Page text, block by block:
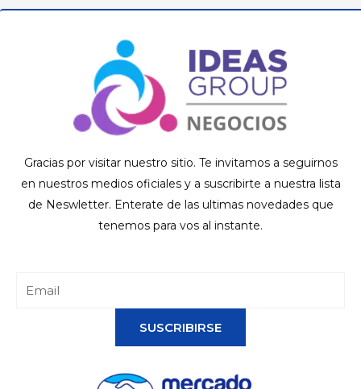
Gracias por visitar nuestro sitio. Te invitamos a seguirnos
en nuestros medios oficiales y a suscribirte a nuestra lista
de Neswletter. Enterate de las ultimas novedades que
tenemos para vos al instante.
SUSCRIBIRSE